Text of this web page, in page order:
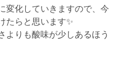
変化していきますので、今
たらと思います✨
よりも酸味が少しあるほう